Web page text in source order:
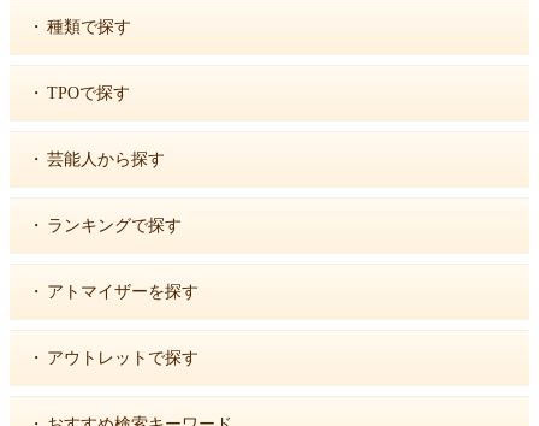
・ 種類で探す
・ TPOで探す
・ 芸能人から探す
・ ランキングで探す
・ アトマイザーを探す
・ アウトレットで探す